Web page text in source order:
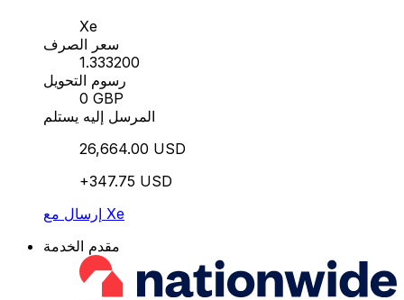
Xe
سعر الصرف
1.333200
رسوم التحويل
0 GBP
المرسل إليه يستلم
26,664.00 USD
+347.75 USD
إرسال مع Xe
مقدم الخدمة